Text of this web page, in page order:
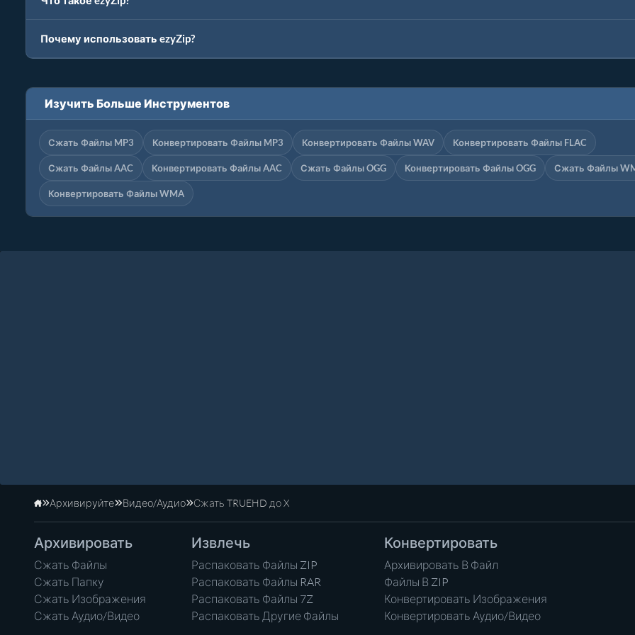
Почему использовать ezyZip?
Изучить Больше Инструментов
Сжать Файлы MP3 Конвертировать Файлы MP3 Конвертировать Файлы WAV Конвертировать Файлы FLAC
Сжать Файлы AAC Конвертировать Файлы AAC Сжать Файлы OGG Конвертировать Файлы OGG Сжать Файлы
Конвертировать Файлы WMA
Главная
Архивируйте Видео/Аудио Сжать TRUEHD до X
Архивировать
Сжать Файлы
Сжать Папку
Сжать Изображения
Сжать Аудио/Видео
Извлечь
Распаковать Файлы ZIP
Распаковать Файлы RAR
Распаковать Файлы 7Z
Распаковать Другие Файлы
Конвертировать
Архивировать В Файл
Файлы В ZIP
Конвертировать Изображения
Конвертировать Аудио/Видео